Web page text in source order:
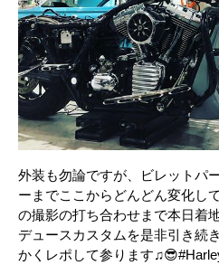
外装も勿論ですが、ビレットパ
ーまでここからどんどん変化し
の撮影の打ち合わせまで本日着
デュースカスタムを是非引き続
かくレポして参ります